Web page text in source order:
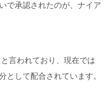
で承認されたのが、ナイア
言われており、現在では
として配合されています。